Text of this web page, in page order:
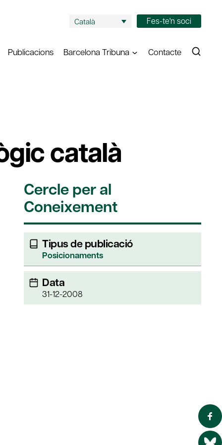
Català Fes-te'n soci
Publicacions Barcelona Tribuna Contacte
català
Cercle per al
Coneixement
Tipus de publicació
Posicionaments
Data
31-12-2008